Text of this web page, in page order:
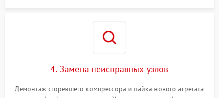
4. Замена неисправных узлов
Демонтаж сгоревшего компрессора и пайка нового агрегата